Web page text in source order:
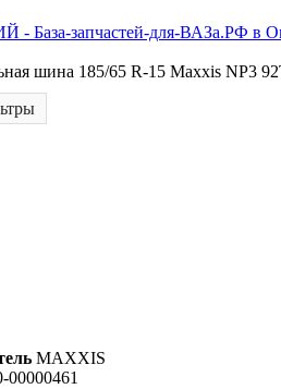
База-запчастей-для-ВАЗа.РФ в
шина 185/65 R-15 Maxxis NP3
MAXXIS
00000461